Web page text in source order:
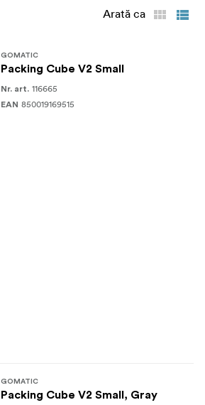
Arată ca
GOMATIC
Packing Cube V2 Small
Nr. art. 116665
EAN 850019169515
GOMATIC
Packing Cube V2 Small, Gray